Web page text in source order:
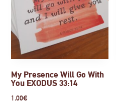
My Presence Will Go With
You EXODUS 33:14
1.00€